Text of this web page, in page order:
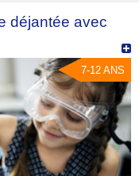
déjantée avec
7-12 ANS